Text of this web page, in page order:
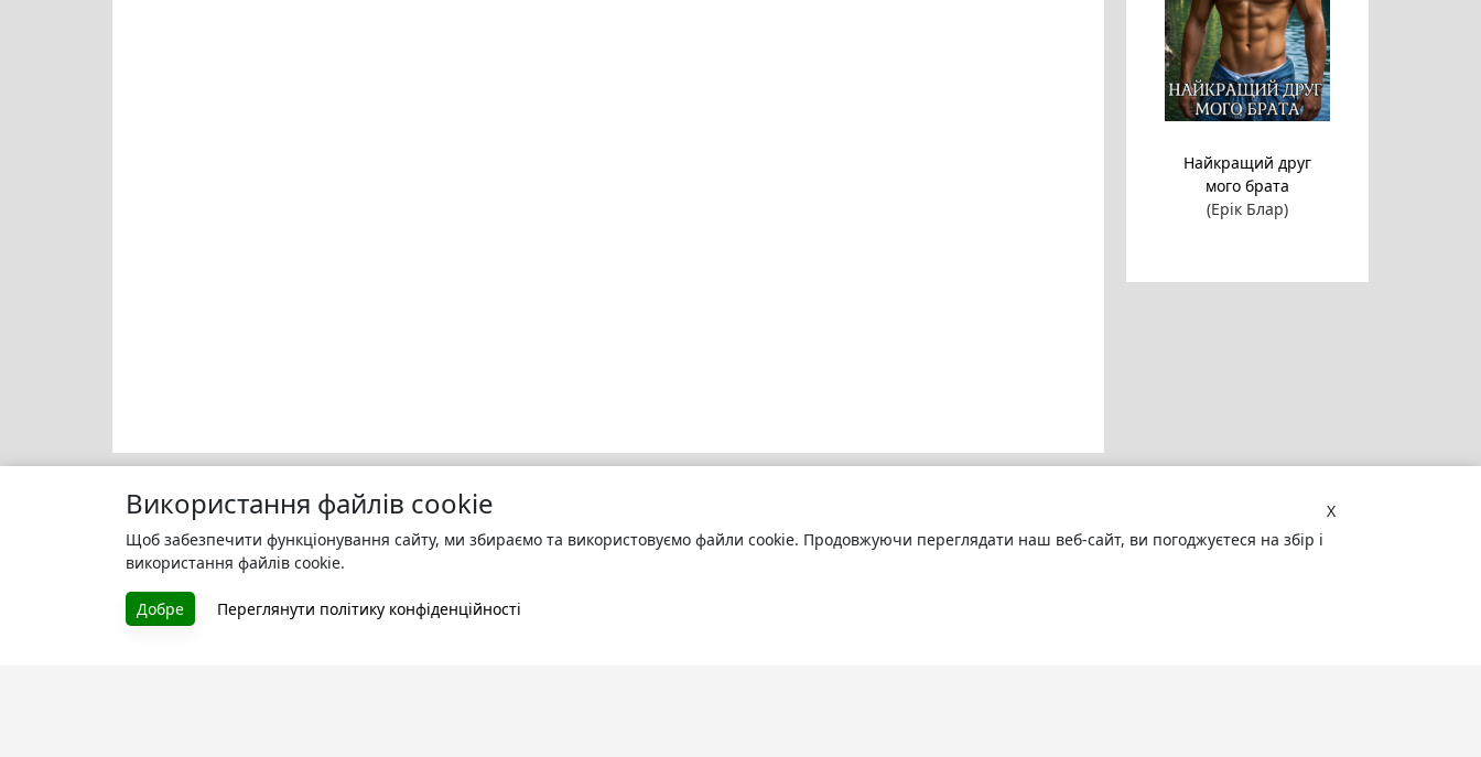
Найкращий друг
мого брата
(Ерік Блар)
X
Використання файлів cookie
Щоб забезпечити функціонування сайту, ми збираємо та використовуємо файли cookie. Продовжуючи переглядати наш веб-сайт, ви погоджуєтеся на збір і
використання файлів cookie.
Добре Переглянути політику конфіденційності
БУКУРУК
Літературна платформа і бібліотека
книг, які можна безкоштовно
Моя бібліотека
улюблені книги онлайн
Про сервіс